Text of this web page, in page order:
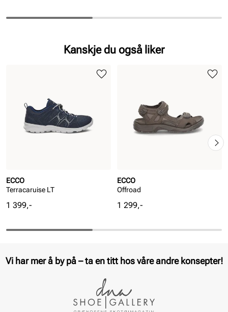
Kanskje du også liker
ECCO
Terracaruise LT
Pris
1 399,-
ECCO
Offroad
Pris
1 299,-
Vi har mer å by på – ta en titt hos våre andre konsepter!